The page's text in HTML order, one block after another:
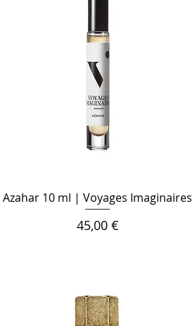
Azahar 10 ml | Voyages Imaginaires
Цена
45,00 €